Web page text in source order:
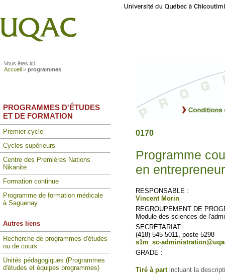
Vous êtes ici :
Accueil > programmes
PROGRAMMES D'ÉTUDES
ET DE FORMATION
Premier cycle
Cycles supérieurs
Centre des Premières Nations
Nikanite
Formation continue
Programme de formation médicale
à Saguenay
Autres liens
Recherche de programmes d'études
ou de cours
Unités pédagogiques (Programmes
d'études et équipes programmes)
0170
Programme
en
RESPONSABLE :
Vincent Morin
REGROUPEMENT DE
Module des sciences de
SECRÉTARIAT :
(418) 545-5011, poste 5298
s1m_sc-
GRADE :
Tiré à partincluant la